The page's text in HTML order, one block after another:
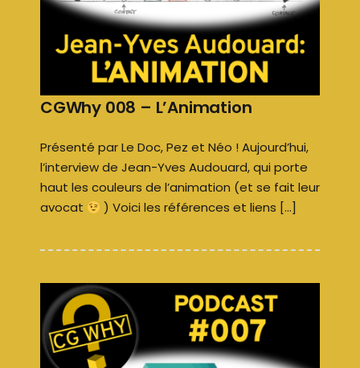
CGWhy 008 – L’Animation
Présenté par Le Doc, Pez et Néo ! Aujourd’hui,
l’interview de Jean-Yves Audouard, qui porte
haut les couleurs de l’animation (et se fait leur
avocat
) Voici les références et liens […]